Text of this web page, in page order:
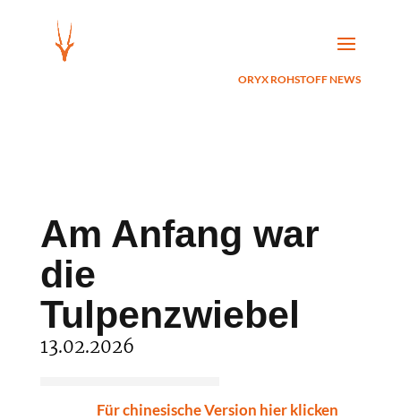
ORYX ROHSTOFF NEWS
Am Anfang war
die
Tulpenzwiebel
13.02.2026
Für chinesische Version hier klicken